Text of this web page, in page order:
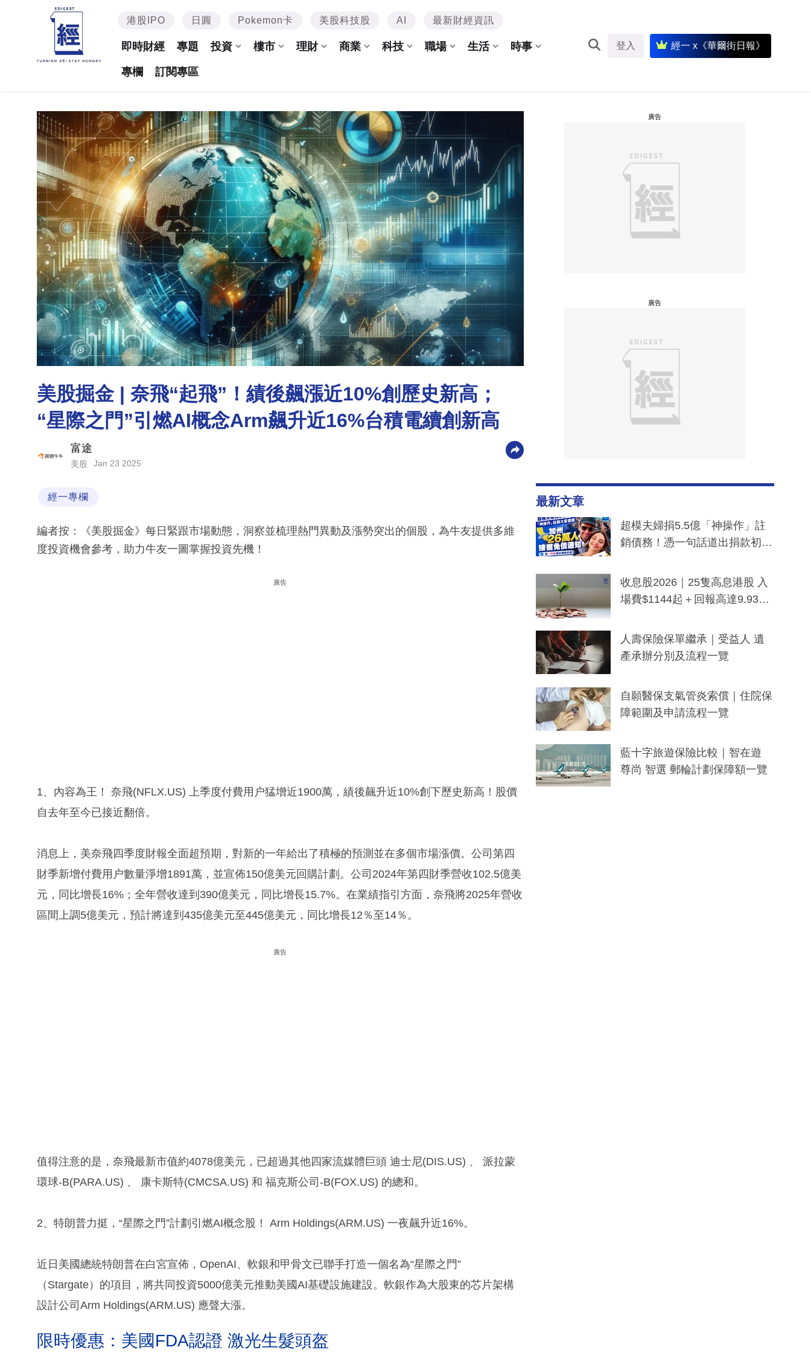
港股IPO 日圓 Pokemon卡 美股科技股 AI 最新財經資訊
即時財經 專題 投資 樓市 理財 商業 科技 職場 生活 時事
專欄 訂閱專區
登入 經一 x《華爾街日報》
美股掘金 | 奈飛“起飛”！績後飆漲近10%創歷史新高；
“星際之門”引燃AI概念Arm飆升近16%台積電續創新高
富途
美股 Jan 23 2025
經一專欄
編者按：《美股掘金》每日緊跟市場動態，洞察並梳理熱門異動及漲勢突出的個股，為牛友提供多維
度投資機會參考，助力牛友一圖掌握投資先機！
廣告
1、內容為王！ 奈飛(NFLX.US) 上季度付費用户猛增近1900萬，績後飆升近10%創下歷史新高！股價
自去年至今已接近翻倍。
消息上，美奈飛四季度財報全面超預期，對新的一年給出了積極的預測並在多個市場漲價。公司第四
財季新增付費用户數量淨增1891萬，並宣佈150億美元回購計劃。公司2024年第四財季營收102.5億美
元，同比增長16%；全年營收達到390億美元，同比增長15.7%。在業績指引方面，奈飛將2025年營收
區間上調5億美元，預計將達到435億美元至445億美元，同比增長12％至14％。
廣告
值得注意的是，奈飛最新市值約4078億美元，已超過其他四家流媒體巨頭 迪士尼(DIS.US) 、 派拉蒙
環球-B(PARA.US) 、 康卡斯特(CMCSA.US) 和 福克斯公司-B(FOX.US) 的總和。
2、特朗普力挺，“星際之門”計劃引燃AI概念股！ Arm Holdings(ARM.US) 一夜飆升近16%。
近日美國總統特朗普在白宮宣佈，OpenAI、軟銀和甲骨文已聯手打造一個名為“星際之門”
（Stargate）的項目，將共同投資5000億美元推動美國AI基礎設施建設。軟銀作為大股東的芯片架構
設計公司Arm Holdings(ARM.US) 應聲大漲。
限時優惠：美國FDA認證 激光生髮頭盔
廣告
廣告
最新文章
超模夫婦捐5.5億「神操作」註
銷債務！憑一句話道出捐款初
一度被誤當詐騙手段
收息股2026｜25隻高息港股 入
場費$1144起＋回報高達9.93
人壽保險保單繼承｜受益人 遺
產承辦分別及流程一覽
自願醫保支氣管炎索償｜住院保
障範圍及申請流程一覽
藍十字旅遊保險比較｜智在遊
尊尚 智選 郵輪計劃保障額一覽